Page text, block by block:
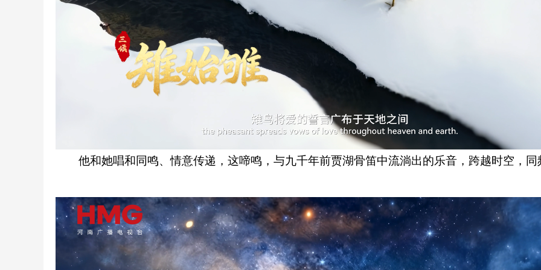
他和她唱和同鸣、情意传递，这啼鸣，与九千年前贾湖骨笛中流淌出的乐音，跨越时空，同